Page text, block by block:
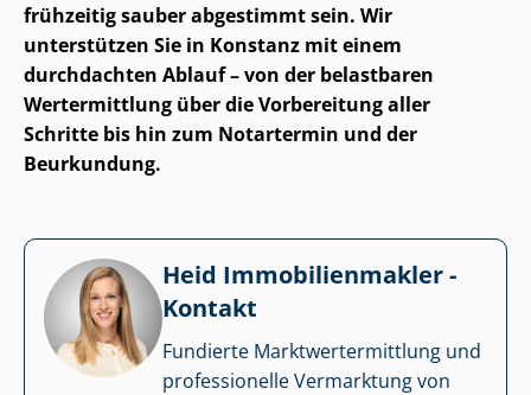
frühzeitig sauber abgestimmt sein. Wir
unterstützen Sie in Konstanz mit einem
durchdachten Ablauf – von der belastbaren
Wertermittlung über die Vorbereitung aller
Schritte bis hin zum Notartermin und der
Beurkundung.
Heid Im­mo­bi­li­en­mak­ler -
Kontakt
Fundierte Markt­wert­ermitt­lung und
professionelle Vermarktung von